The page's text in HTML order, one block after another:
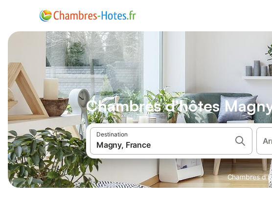
Chambres d'hôtes
Destination
Chambres